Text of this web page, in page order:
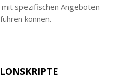
spezifischen Angeboten
können.